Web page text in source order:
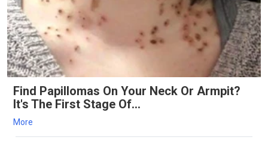
Find Papillomas On Your Neck Or Armpit?
It's The First Stage Of...
More